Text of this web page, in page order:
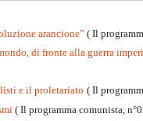
arancione” ( Il
di fronte alla guerra
e il proletariato ( Il
( Il programma comunista,